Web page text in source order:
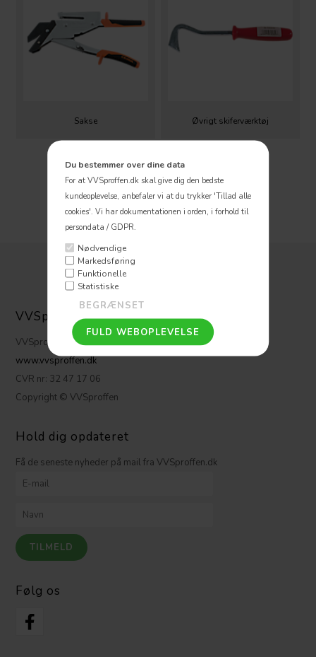
Du bestemmer over dine data
For at VVSproffen.dk skal give dig den bedste
kundeoplevelse, anbefaler vi at du trykker 'Tillad alle
cookies'. Vi har dokumentationen i orden, i forhold til
persondata / GDPR.
Nødvendige
Markedsføring
Funktionelle
Statistiske
Sakse Øvrigt skiferværktøj
VVSpoffen ApS
VVSproffen.dk ApS
www.vvsproffen.dk
CVR nr: 32 47 17 06
Copyright © VVSproffen
Hold dig opdateret
Få de seneste nyheder på mail fra VVSproffen.dk
Følg os